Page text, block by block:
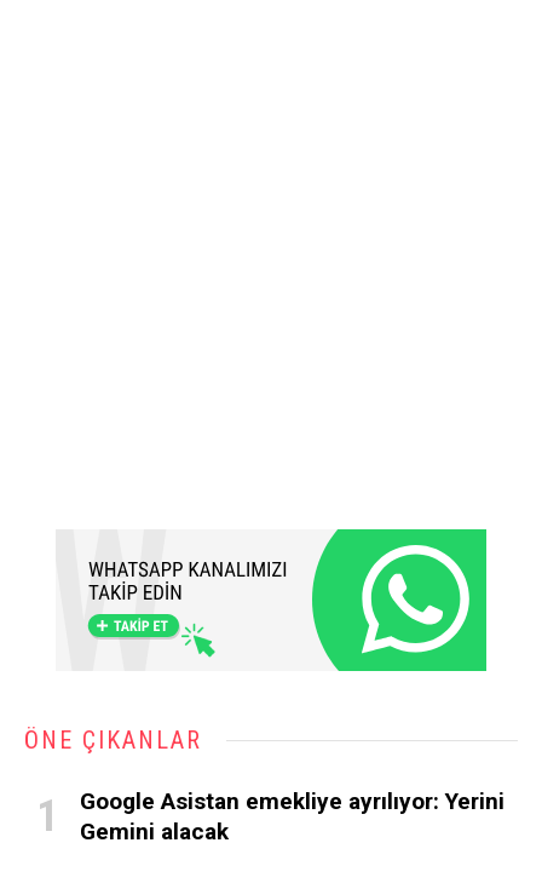
ÖNE ÇIKANLAR
Google Asistan emekliye ayrılıyor: Yerini
Gemini alacak